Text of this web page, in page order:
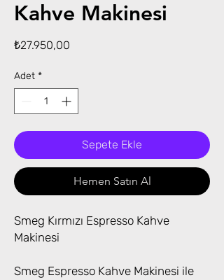
Kahve Makinesi
₺27.950,00
Adet *
Sepete Ekle
Hemen Satın Al
Smeg Kırmızı Espresso Kahve
Makinesi
Smeg Espresso Kahve Makinesi ile